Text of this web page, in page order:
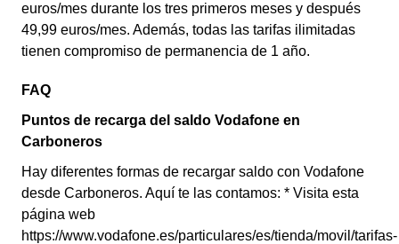
euros/mes durante los tres primeros meses y después
49,99 euros/mes. Además, todas las tarifas ilimitadas
tienen compromiso de permanencia de 1 año.
FAQ
Puntos de recarga del saldo Vodafone en
Carboneros
Hay diferentes formas de recargar saldo con Vodafone
desde Carboneros. Aquí te las contamos: * Visita esta
página web
https://www.vodafone.es/particulares/es/tienda/movil/tarifas-